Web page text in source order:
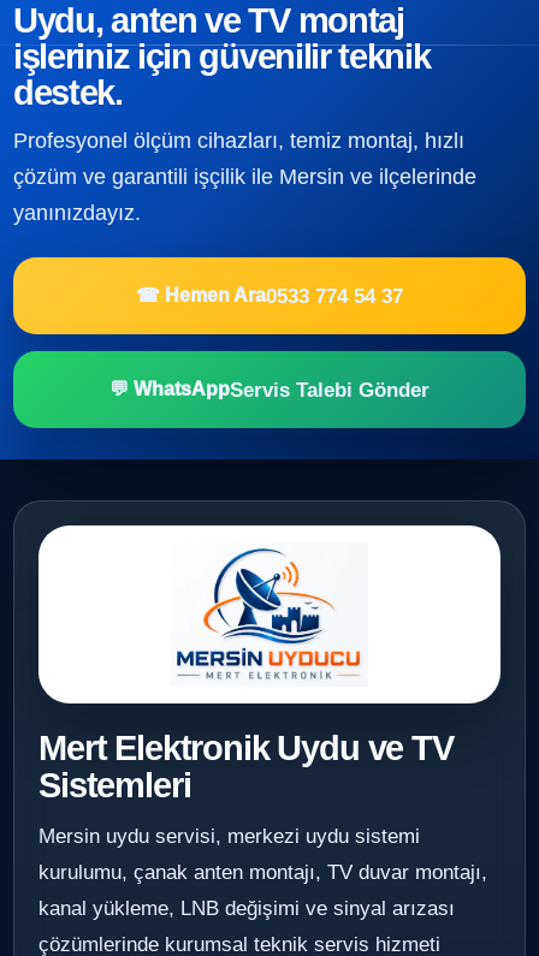
Uydu, anten ve TV montaj
işleriniz için güvenilir teknik
destek.
Profesyonel ölçüm cihazları, temiz montaj, hızlı
çözüm ve garantili işçilik ile Mersin ve ilçelerinde
yanınızdayız.
☎ Hemen Ara0533 774 54 37
💬 WhatsAppServis Talebi Gönder
Mert Elektronik Uydu ve TV
Sistemleri
Mersin uydu servisi, merkezi uydu sistemi
kurulumu, çanak anten montajı, TV duvar montajı,
kanal yükleme, LNB değişimi ve sinyal arızası
çözümlerinde kurumsal teknik servis hizmeti